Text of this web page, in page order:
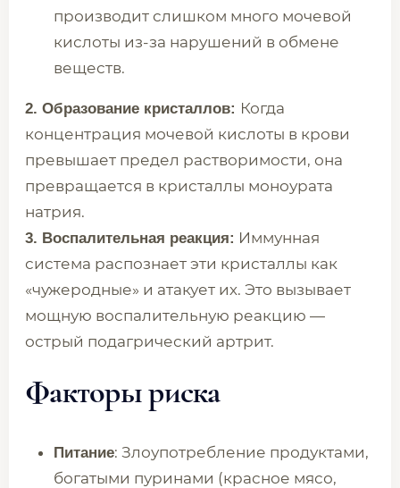
производит слишком много мочевой
кислоты из-за нарушений в обмене
веществ.
2. Образование кристаллов: Когда
концентрация мочевой кислоты в крови
превышает предел растворимости, она
превращается в кристаллы моноурата
натрия.
3. Воспалительная реакция: Иммунная
система распознает эти кристаллы как
«чужеродные» и атакует их. Это вызывает
мощную воспалительную реакцию —
острый подагрический артрит.
Факторы риска
Питание: Злоупотребление продуктами,
богатыми пуринами (красное мясо,